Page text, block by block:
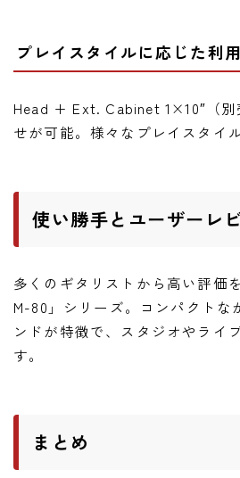
プレイスタイルに応じた利用
Head + Ext. Cabinet 1×10″（別
せが可能。様々なプレイスタイ
使い勝手とユーザーレ
多くのギタリストから高い評価
M-80」シリーズ。コンパクトな
ンドが特徴で、スタジオやライ
す。
まとめ